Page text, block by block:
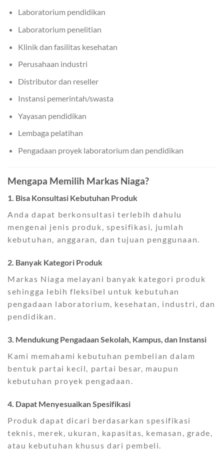
Laboratorium pendidikan
Laboratorium penelitian
Klinik dan fasilitas kesehatan
Perusahaan industri
Distributor dan reseller
Instansi pemerintah/swasta
Yayasan pendidikan
Lembaga pelatihan
Pengadaan proyek laboratorium dan pendidikan
Mengapa Memilih Markas Niaga?
1. Bisa Konsultasi Kebutuhan Produk
Anda dapat berkonsultasi terlebih dahulu
mengenai jenis produk, spesifikasi, jumlah
kebutuhan, anggaran, dan tujuan penggunaan.
2. Banyak Kategori Produk
Markas Niaga melayani banyak kategori produk
sehingga lebih fleksibel untuk kebutuhan
pengadaan laboratorium, kesehatan, industri, dan
pendidikan.
3. Mendukung Pengadaan Sekolah, Kampus, dan Instansi
Kami memahami kebutuhan pembelian dalam
bentuk partai kecil, partai besar, maupun
kebutuhan proyek pengadaan.
4. Dapat Menyesuaikan Spesifikasi
Produk dapat dicari berdasarkan spesifikasi
teknis, merek, ukuran, kapasitas, kemasan, grade,
atau kebutuhan khusus dari pembeli.